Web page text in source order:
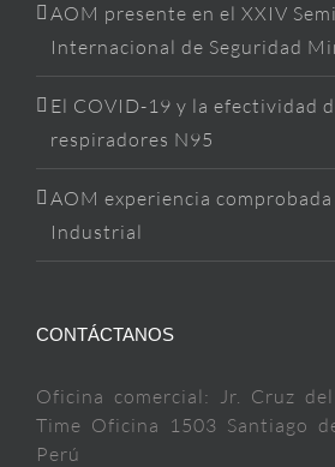
AOM presente en el XXIV
Internacional de Seguridad
El COVID-19 y la efectividad
respiradores N95
AOM experiencia
Industrial
CONTÁCTANOS
Oficina comercial: Jr. Cruz
Time Oficina 1503 Santiago
Perú